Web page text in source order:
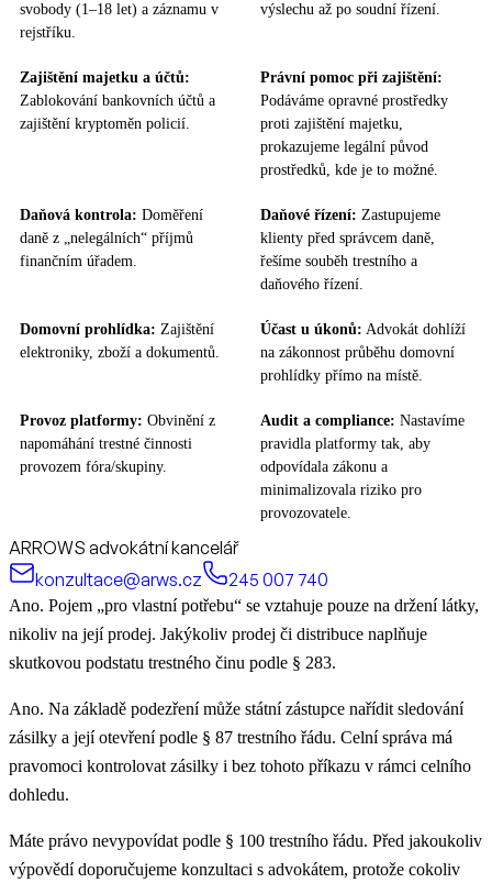
svobody (1–18 let) a záznamu v
rejstříku.
výslechu až po soudní řízení.
Zajištění majetku a účtů:
Zablokování bankovních účtů a
zajištění kryptoměn policií.
Právní pomoc při zajištění:
Podáváme opravné prostředky
proti zajištění majetku,
prokazujeme legální původ
prostředků, kde je to možné.
Daňová kontrola: Doměření
daně z „nelegálních“ příjmů
finančním úřadem.
Daňové řízení: Zastupujeme
klienty před správcem daně,
řešíme souběh trestního a
daňového řízení.
Domovní prohlídka: Zajištění
elektroniky, zboží a dokumentů.
Účast u úkonů: Advokát dohlíží
na zákonnost průběhu domovní
prohlídky přímo na místě.
Provoz platformy: Obvinění z
napomáhání trestné činnosti
provozem fóra/skupiny.
Audit a compliance: Nastavíme
pravidla platformy tak, aby
odpovídala zákonu a
minimalizovala riziko pro
provozovatele.
ARROWS advokátní kancelář
konzultace@arws.cz
245 007 740
Ano. Pojem „pro vlastní potřebu“ se vztahuje pouze na držení látky,
nikoliv na její prodej. Jakýkoliv prodej či distribuce naplňuje
skutkovou podstatu trestného činu podle § 283.
Ano. Na základě podezření může státní zástupce nařídit sledování
zásilky a její otevření podle § 87 trestního řádu. Celní správa má
pravomoci kontrolovat zásilky i bez tohoto příkazu v rámci celního
dohledu.
Máte právo nevypovídat podle § 100 trestního řádu. Před jakoukoliv
výpovědí doporučujeme konzultaci s advokátem, protože cokoliv